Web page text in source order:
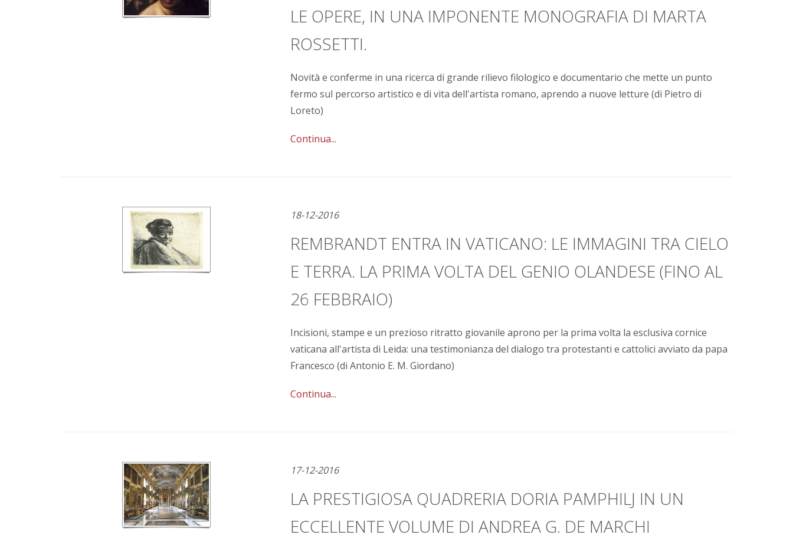
LE OPERE, IN UNA IMPONENTE MONOGRAFIA DI MARTA
ROSSETTI.
Novità e conferme in una ricerca di grande rilievo filologico e documentario che mette un punto
fermo sul percorso artistico e di vita dell'artista romano, aprendo a nuove letture (di Pietro di
Loreto)
Continua...
18-12-2016
REMBRANDT ENTRA IN VATICANO: LE IMMAGINI TRA CIELO
E TERRA. LA PRIMA VOLTA DEL GENIO OLANDESE (FINO AL
26 FEBBRAIO)
Incisioni, stampe e un prezioso ritratto giovanile aprono per la prima volta la esclusiva cornice
vaticana all'artista di Leida: una testimonianza del dialogo tra protestanti e cattolici avviato da papa
Francesco (di Antonio E. M. Giordano)
Continua...
17-12-2016
LA PRESTIGIOSA QUADRERIA DORIA PAMPHILJ IN UN
ECCELLENTE VOLUME DI ANDREA G. DE MARCHI